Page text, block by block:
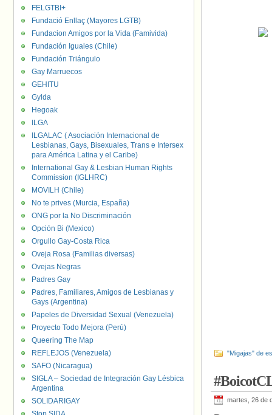
"Migajas" de
martes, 26 de
FELGTBI+
Fundació Enllaç (Mayores LGTB)
Fundacion Amigos por la Vida (Famivida)
Fundación Iguales (Chile)
Fundación Triángulo
Gay Marruecos
GEHITU
Gylda
Hegoak
ILGA
ILGALAC ( Asociación Internacional de
Lesbianas, Gays, Bisexuales, Trans e Intersex
para América Latina y el Caribe)
International Gay & Lesbian Human Rights
Commission (IGLHRC)
MOVILH (Chile)
No te prives (Murcia, España)
ONG por la No Discriminación
Opción Bi (Mexico)
Orgullo Gay-Costa Rica
Oveja Rosa (Familias diversas)
Ovejas Negras
Padres Gay
Padres, Familiares, Amigos de Lesbianas y
Gays (Argentina)
Papeles de Diversidad Sexual (Venezuela)
Proyecto Todo Mejora (Perú)
Queering The Map
REFLEJOS (Venezuela)
SAFO (Nicaragua)
SIGLA – Sociedad de Integración Gay Lésbica
Argentina
SOLIDARIGAY